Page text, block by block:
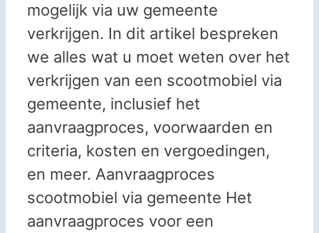
mogelijk via uw gemeente
verkrijgen. In dit artikel bespreken
we alles wat u moet weten over het
verkrijgen van een scootmobiel via
gemeente, inclusief het
aanvraagproces, voorwaarden en
criteria, kosten en vergoedingen,
en meer. Aanvraagproces
scootmobiel via gemeente Het
aanvraagproces voor een